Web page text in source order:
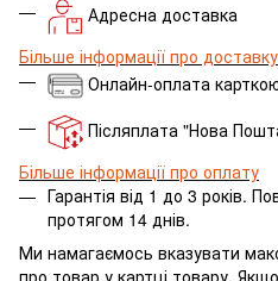
Адресна доставка
Більше інформації про доставку
Онлайн-оплата
Післяплата "Нова
Більше інформації про оплату
Гарантія від 1 до 3 років.
протягом 14 днів.
Ми намагаємось вказувати